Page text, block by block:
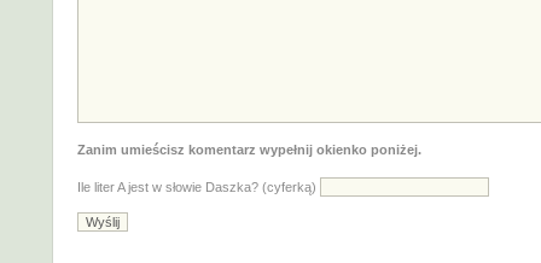
Zanim umieścisz komentarz wypełnij okienko poniżej.
Ile liter A jest w słowie Daszka? (cyferką)